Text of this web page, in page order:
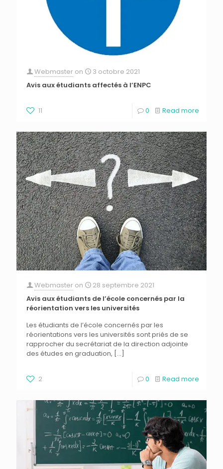
Webmaster on
3 octobre 2021
Avis aux étudiants affectés à l’ENPC
11 0 Read more
Webmaster on
28 septembre 2021
Avis aux étudiants de l’école concernés par la
réorientation vers les universités
Les étudiants de l’école concernés par les
réorientations vers les universités sont priés de se
rapprocher du secrétariat de la direction adjointe
des études en graduation, […]
2 0 Read more